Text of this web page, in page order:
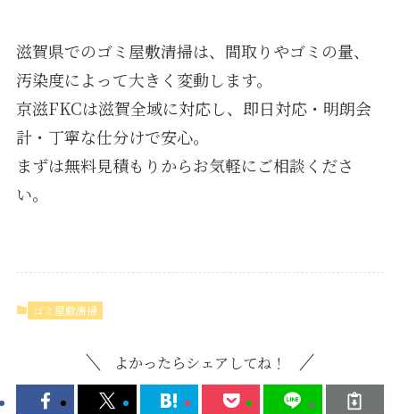
滋賀県でのゴミ屋敷清掃は、間取りやゴミの量、
汚染度によって大きく変動します。
京滋FKCは滋賀全域に対応し、即日対応・明朗会
計・丁寧な仕分けで安心。
まずは無料見積もりからお気軽にご相談くださ
い。
ゴミ屋敷清掃
よかったらシェアしてね！